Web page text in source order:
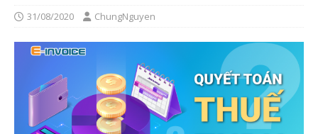
31/08/2020 ChungNguyen